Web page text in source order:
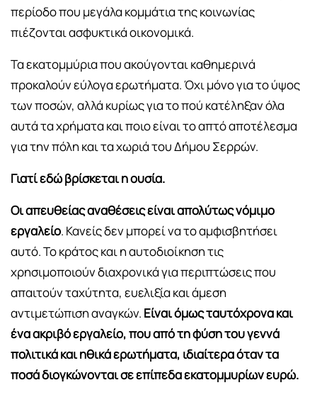
περίοδο που μεγάλα κομμάτια της κοινωνίας
πιέζονται ασφυκτικά οικονομικά.
Τα εκατομμύρια που ακούγονται καθημερινά
προκαλούν εύλογα ερωτήματα. Όχι μόνο για το ύψος
των ποσών, αλλά κυρίως για το πού κατέληξαν όλα
αυτά τα χρήματα και ποιο είναι το απτό αποτέλεσμα
για την πόλη και τα χωριά του Δήμου Σερρών.
Γιατί εδώ βρίσκεται η ουσία.
Οι απευθείας αναθέσεις είναι απολύτως νόμιμο
εργαλείο. Κανείς δεν μπορεί να το αμφισβητήσει
αυτό. Το κράτος και η αυτοδιοίκηση τις
χρησιμοποιούν διαχρονικά για περιπτώσεις που
απαιτούν ταχύτητα, ευελιξία και άμεση
αντιμετώπιση αναγκών. Είναι όμως ταυτόχρονα και
ένα ακριβό εργαλείο, που από τη φύση του γεννά
πολιτικά και ηθικά ερωτήματα, ιδιαίτερα όταν τα
ποσά διογκώνονται σε επίπεδα εκατομμυρίων ευρώ.